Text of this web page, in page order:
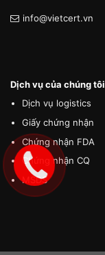
info@vietcert.vn
Dịch vụ của chúng tôi
Dịch vụ logistics
Giấy chứng nhận
Chứng nhận FDA
Chứng nhận CQ
MSDS